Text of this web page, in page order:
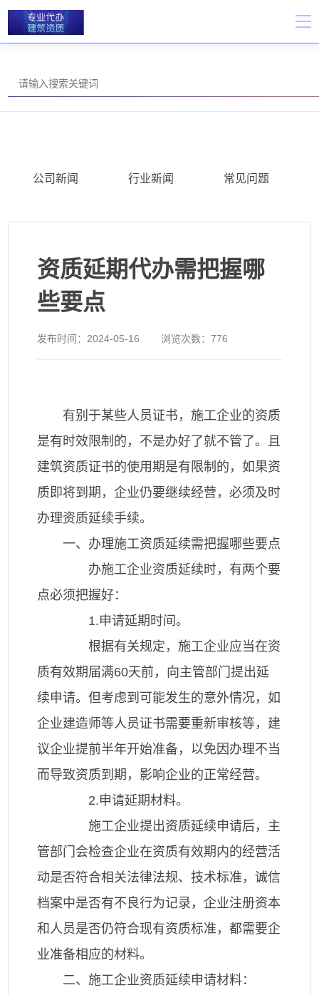
公司新闻 行业新闻 常见问题
资质延期代办需把握哪
些要点
发布时间： 2024-05-16 浏览次数：776
有别于某些人员证书，施工企业的资质
是有时效限制的，不是办好了就不管了。且
建筑资质证书的使用期是有限制的，如果资
质即将到期，企业仍要继续经营，必须及时
办理资质延续手续。
一、办理施工资质延续需把握哪些要点
办施工企业资质延续时，有两个要
点必须把握好：
1.申请延期时间。
根据有关规定，施工企业应当在资
质有效期届满60天前，向主管部门提出延
续申请。但考虑到可能发生的意外情况，如
企业建造师等人员证书需要重新审核等，建
议企业提前半年开始准备，以免因办理不当
而导致资质到期，影响企业的正常经营。
2.申请延期材料。
施工企业提出资质延续申请后，主
管部门会检查企业在资质有效期内的经营活
动是否符合相关法律法规、技术标准，诚信
档案中是否有不良行为记录，企业注册资本
和人员是否仍符合现有资质标准，都需要企
业准备相应的材料。
二、施工企业资质延续申请材料：